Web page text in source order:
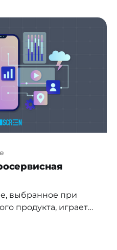
ошибок и
на проект разработки.
бюджета.
выбранное при
продукта, играет
–